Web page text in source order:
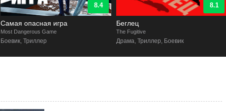
8.1
Беглец
The Fugitive
Драма, Триллер, Боевик
8.3
Алиса в Пограничье
Alice in Borderland
Научная фантастика, Мистика, Драма